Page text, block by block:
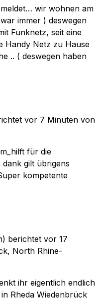
wir wohnen am
immer ) deswegen
Funknetz, seit eine
Handy Netz zu Hause
.. ( deswegen haben
vor 7 Minuten von
für die
gilt übrigens
kompetente
berichtet vor 17
North Rhine-
ihr eigentlich endlich
Rheda Wiedenbrück